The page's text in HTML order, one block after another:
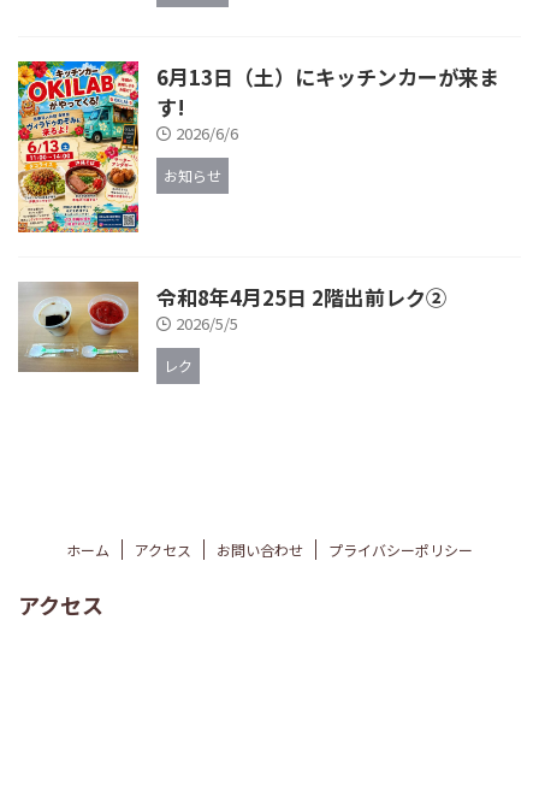
6月13日（土）にキッチンカーが来ま
す!
2026/6/6
お知らせ
令和8年4月25日 2階出前レク②
2026/5/5
レク
ホーム アクセス お問い合わせ プライバシーポリシー
アクセス